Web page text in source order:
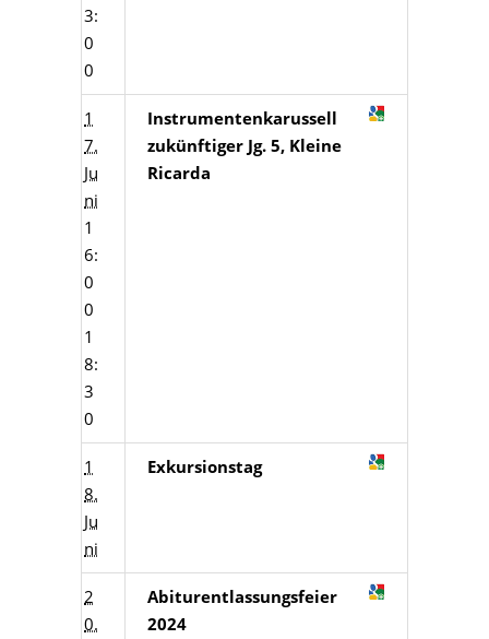
3:
0
0
1
7.
Ju
ni
1
6:
0
0
1
8:
3
0
Instrumentenkarussell
zukünftiger Jg. 5, Kleine
Ricarda
1
8.
Ju
ni
Exkursionstag
2
0.
Abiturentlassungsfeier
2024